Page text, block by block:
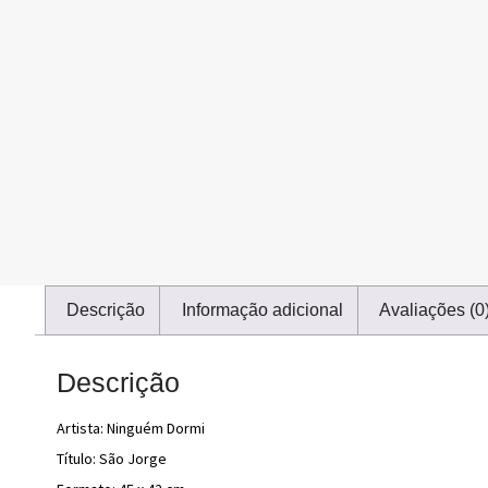
Descrição Informação adicional Avaliações
Descrição
Artista: Ninguém Dormi
Título: São Jorge